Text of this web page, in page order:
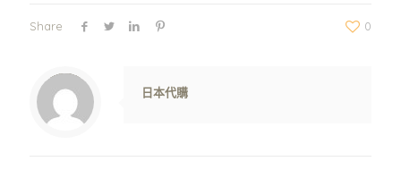
Share 0
Warning
/www/wwwroot/jpshop.hk/wp-content/themes/betheme/includes/content-single.php
on line
286
日本代購